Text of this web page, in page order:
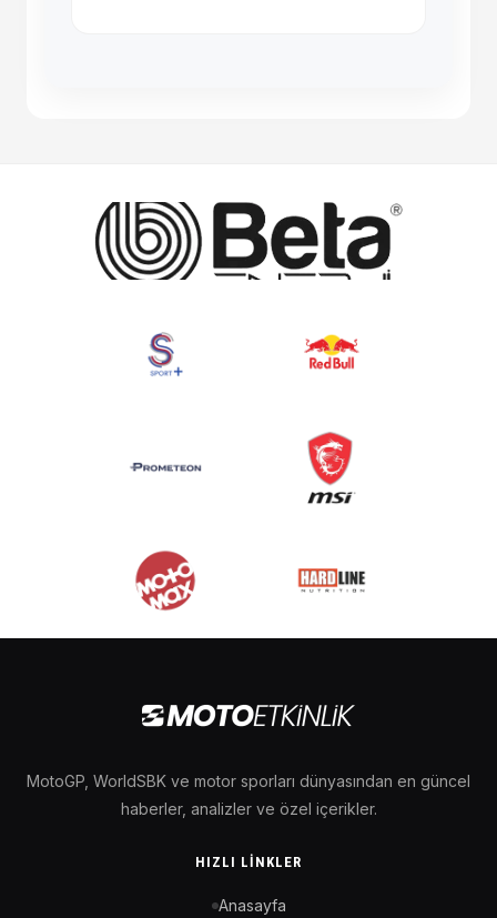
MotoGP, WorldSBK ve motor sporları dünyasından en güncel
haberler, analizler ve özel içerikler.
HIZLI LINKLER
Anasayfa